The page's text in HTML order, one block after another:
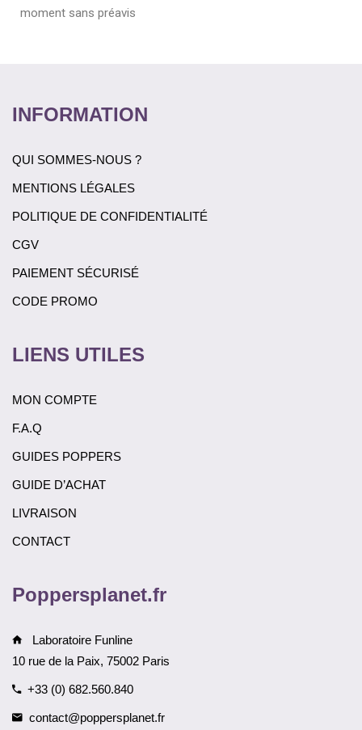
moment sans préavis
INFORMATION
QUI SOMMES-NOUS ?
MENTIONS LÉGALES
POLITIQUE DE CONFIDENTIALITÉ
CGV
PAIEMENT SÉCURISÉ
CODE PROMO
LIENS UTILES
MON COMPTE
F.A.Q
GUIDES POPPERS
GUIDE D’ACHAT
LIVRAISON
CONTACT
Poppersplanet.fr
Laboratoire Funline
10 rue de la Paix, 75002 Paris
+33 (0) 682.560.840
contact@poppersplanet.fr